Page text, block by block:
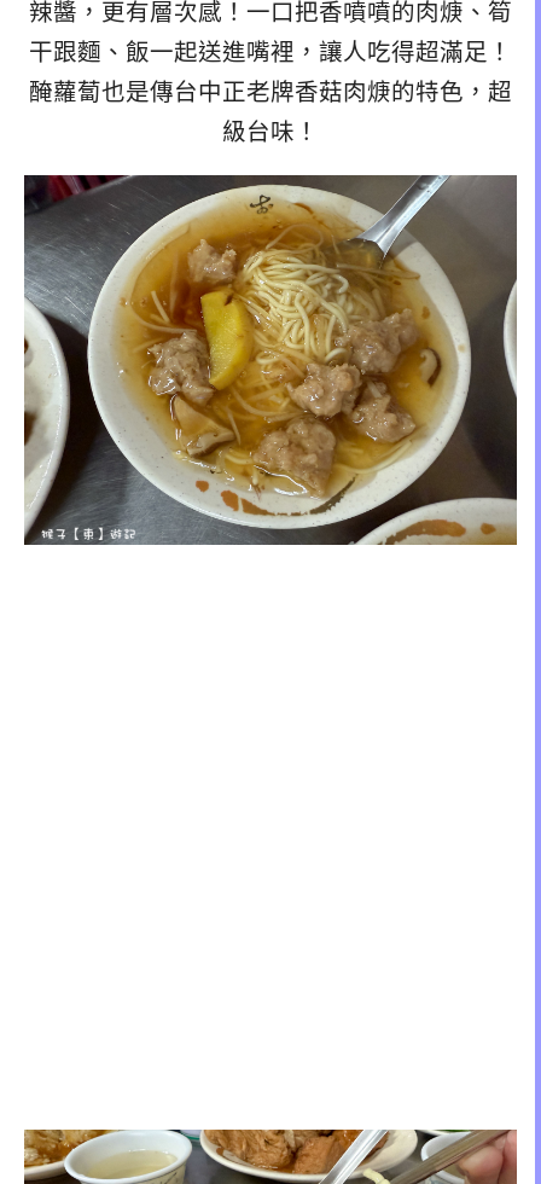
辣醬，更有層次感！一口把香噴噴的肉焿、筍
干跟麵、飯一起送進嘴裡，讓人吃得超滿足！
醃蘿蔔也是傳台中正老牌香菇肉焿的特色，超
級台味！